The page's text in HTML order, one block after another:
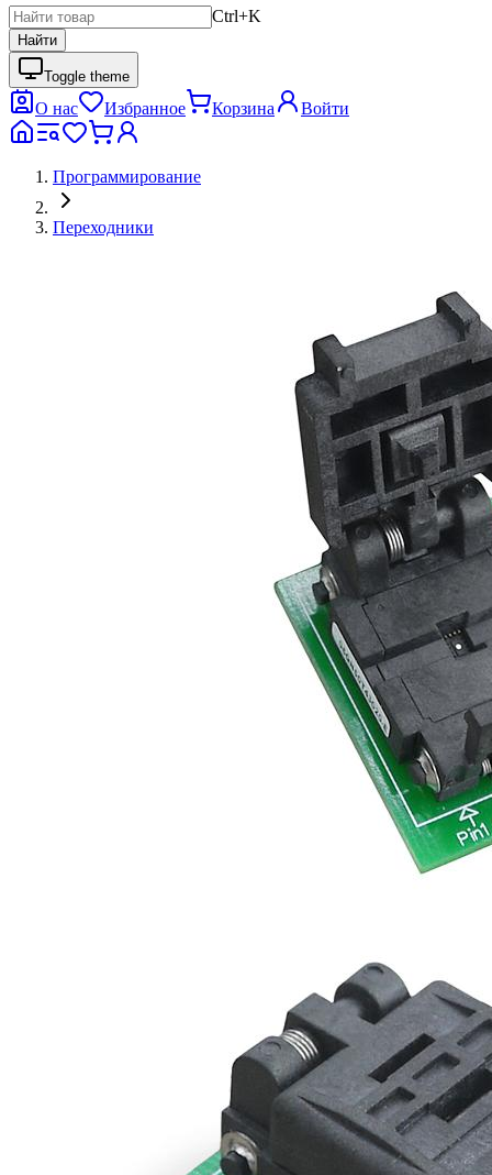
Ctrl+K
Найти
Toggle theme
О нас Избранное Корзина Войти
Программирование
Переходники